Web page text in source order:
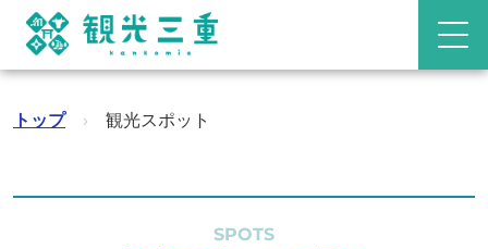
トップ › 観光スポット
SPOTS